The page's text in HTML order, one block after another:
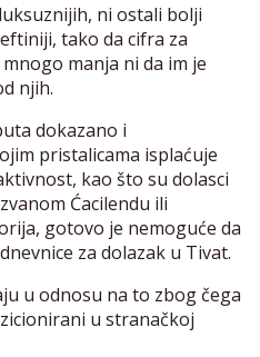
ni ostali bolji
tako da cifra za
manja ni da im je
njih.
dokazano i
pristalicama isplaćuje
kao što su dolasci
Ćacilendu ili
gotovo je nemoguće da
za dolazak u Tivat.
u odnosu na to zbog čega
u stranačkoj